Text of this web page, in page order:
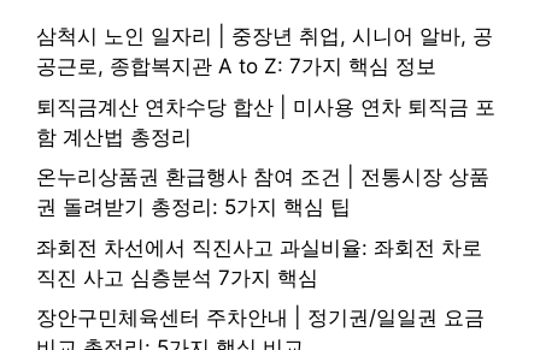
삼척시 노인 일자리 | 중장년 취업, 시니어 알바, 공
공근로, 종합복지관 A to Z: 7가지 핵심 정보
퇴직금계산 연차수당 합산 | 미사용 연차 퇴직금 포
함 계산법 총정리
온누리상품권 환급행사 참여 조건 | 전통시장 상품
권 돌려받기 총정리: 5가지 핵심 팁
좌회전 차선에서 직진사고 과실비율: 좌회전 차로
직진 사고 심층분석 7가지 핵심
장안구민체육센터 주차안내 | 정기권/일일권 요금